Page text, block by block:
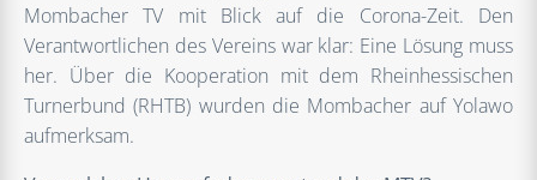
Mombacher TV mit Blick auf die Corona-Zeit. Den
Verantwortlichen des Vereins war klar: Eine Lösung muss
her. Über die Kooperation mit dem Rheinhessischen
Turnerbund (RHTB) wurden die Mombacher auf Yolawo
aufmerksam.